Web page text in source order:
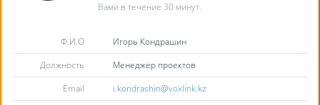
Вами в течение 30 минут.
Ф.И.О
Игорь Кондрашин
Должность
Менеджер проектов
Email
i.kondrashin@voxlink.kz